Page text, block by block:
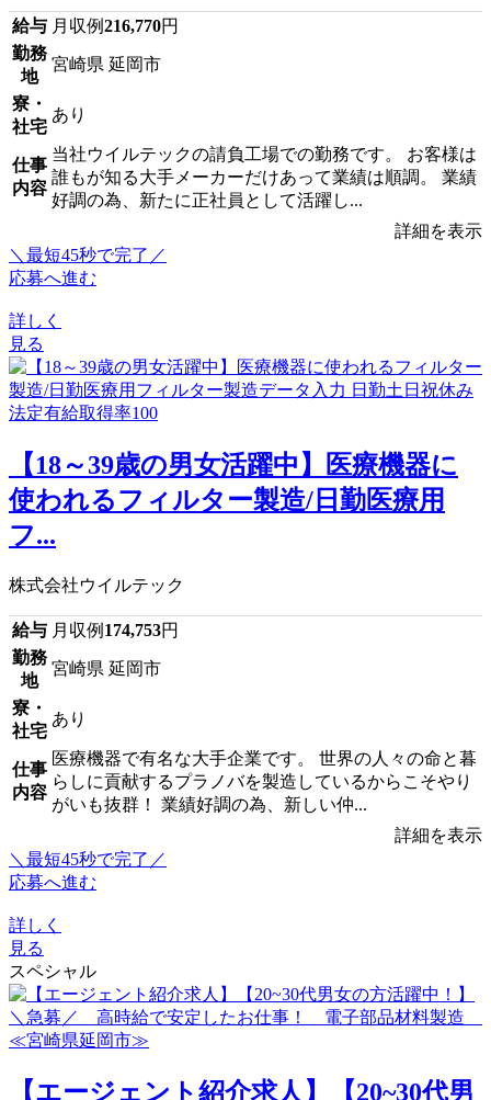
給与 月収例216,770円
勤務
地
宮崎県 延岡市
寮・
社宅
あり
仕事
内容
当社ウイルテックの請負工場での勤務です。 お客様は
誰もが知る大手メーカーだけあって業績は順調。 業績
好調の為、新たに正社員として活躍し...
詳細を表示
＼最短45秒で完了／
応募へ進む
詳しく
見る
【18～39歳の男女活躍中】医療機器に
使われるフィルター製造/日勤医療用
フ...
株式会社ウイルテック
給与 月収例 174,753円
勤務
地
宮崎県 延岡市
寮・
社宅
あり
仕事
内容
医療機器で有名な大手企業です。 世界の人々の命と暮
らしに貢献するプラノバを製造しているからこそやり
がいも抜群！ 業績好調の為、新しい仲...
詳細を表示
＼最短45秒で完了／
応募へ進む
詳しく
見る
スペシャル
【エージェント紹介求人】【20~30代男